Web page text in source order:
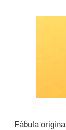
Fábula